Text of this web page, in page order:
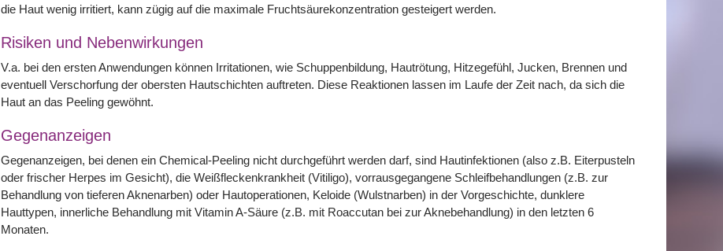
die Haut wenig irritiert, kann zügig auf die maximale Fruchtsäurekonzentration gesteigert werden.
Risiken und Nebenwirkungen
V.a. bei den ersten Anwendungen können Irritationen, wie Schuppenbildung, Hautrötung, Hitzegefühl, Jucken, Brennen und
eventuell Verschorfung der obersten Hautschichten auftreten. Diese Reaktionen lassen im Laufe der Zeit nach, da sich die
Haut an das Peeling gewöhnt.
Gegenanzeigen
Gegenanzeigen, bei denen ein Chemical-Peeling nicht durchgeführt werden darf, sind Hautinfektionen (also z.B. Eiterpusteln
oder frischer Herpes im Gesicht), die Weißfleckenkrankheit (Vitiligo), vorrausgegangene Schleifbehandlungen (z.B. zur
Behandlung von tieferen Aknenarben) oder Hautoperationen, Keloide (Wulstnarben) in der Vorgeschichte, dunklere
Hauttypen, innerliche Behandlung mit Vitamin A-Säure (z.B. mit Roaccutan bei zur Aknebehandlung) in den letzten 6
Monaten.